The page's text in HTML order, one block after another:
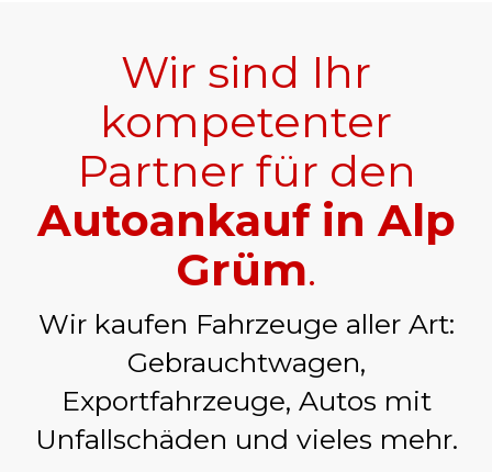
Wir sind Ihr
kompetenter
Partner für den
Autoankauf in Alp
Grüm.
Wir kaufen Fahrzeuge aller Art:
Gebrauchtwagen,
Exportfahrzeuge, Autos mit
Unfallschäden und vieles mehr.